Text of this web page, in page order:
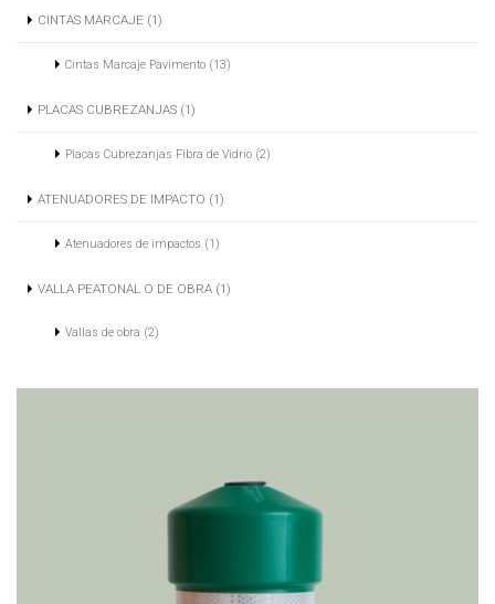
CINTAS MARCAJE (1)
Cintas Marcaje Pavimento (13)
PLACAS CUBREZANJAS (1)
Placas Cubrezanjas Fibra de Vidrio (2)
ATENUADORES DE IMPACTO (1)
Atenuadores de impactos (1)
VALLA PEATONAL O DE OBRA (1)
Vallas de obra (2)